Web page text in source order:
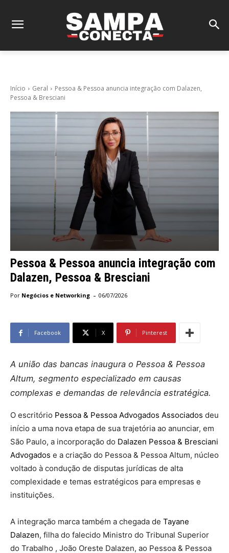
Início Geral
Pessoa & Pessoa anuncia integração com Dalazen,
Pessoa & Bresciani
Pessoa & Pessoa anuncia integração com
Dalazen, Pessoa & Bresciani
Por Negócios e Networking - 06/07/2026
Facebook X Pinterest
A união das bancas inaugura o Pessoa & Pessoa
Altum, segmento especializado em causas
complexas e demandas de relevância estratégica.
O escritório Pessoa & Pessoa Advogados Associados deu
início a uma nova etapa de sua trajetória ao anunciar, em
São Paulo, a incorporação do Dalazen Pessoa & Bresciani
Advogados e a criação do Pessoa & Pessoa Altum, núcleo
voltado à condução de disputas jurídicas de alta
complexidade e temas estratégicos para empresas e
instituições.
A integração marca também a chegada de Tayane
Dalazen, filha do falecido Ministro do Tribunal Superior
do Trabalho , João Oreste Dalazen, ao Pessoa & Pessoa